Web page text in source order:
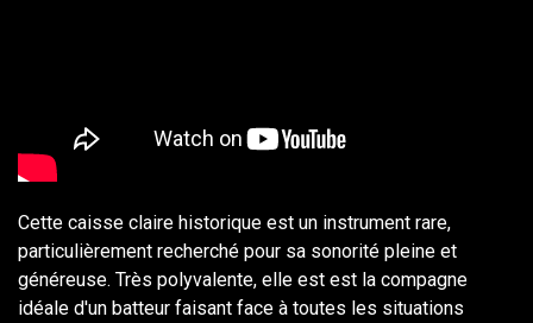
Cette caisse claire historique est un instrument rare,
particulièrement recherché pour sa sonorité pleine et
généreuse. Très polyvalente, elle est est la compagne
idéale d'un batteur faisant face à toutes les situations